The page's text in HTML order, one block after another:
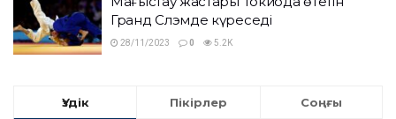
Гранд Слэмде күреседі
28/11/2023 0 5.2K
Үздік Пікірлер Соңғы